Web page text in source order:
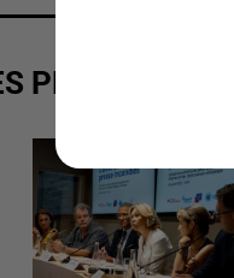
PLUS VUS